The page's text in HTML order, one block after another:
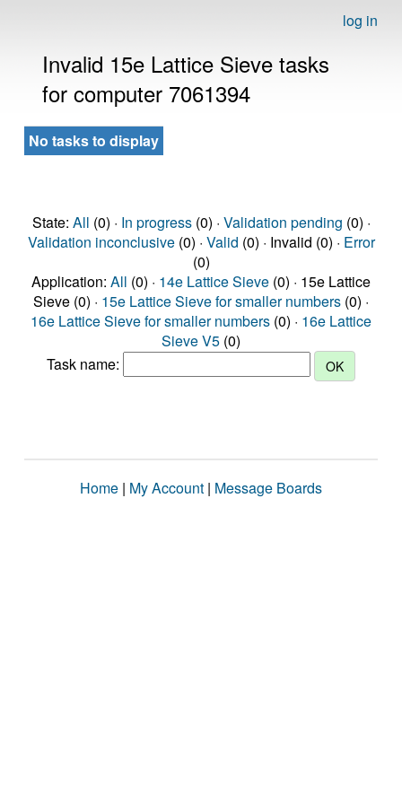
log in
Invalid 15e Lattice Sieve tasks
for computer 7061394
No tasks to display
State: All (0) · In progress(0) · Validation pending (0) ·
Validation inconclusive(0) · Valid (0) · Invalid (0) · Error
(0)
Application: All (0) · 14e Lattice Sieve (0) · 15e Lattice
Sieve (0) · 15e Lattice Sieve for smaller numbers (0) ·
16e Lattice Sieve for smaller numbers (0) · 16e Lattice
Sieve V5 (0)
Task name:
Home | My Account | Message Boards